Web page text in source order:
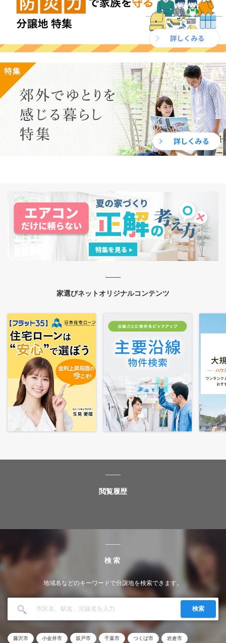
家選びネットオリジナルコンテンツ
閲覧履歴
検索
地域名などのキーワードで分譲地を検索できます。
検索
藤沢市 小金井市 坂戸市 千葉市 つくば市 岩倉市